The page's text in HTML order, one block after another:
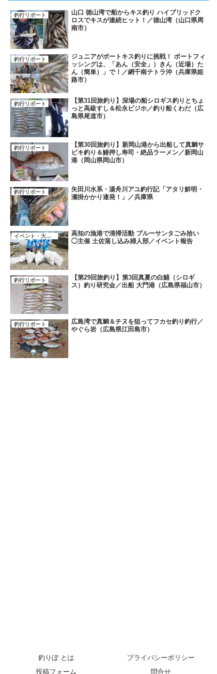
釣行リポート
山口 徳山湾で船からキス釣り ハイブリッドク
ロスでキスが連続ヒット！／徳山湾（山口県周
南市）
釣行リポート
ジュニアがボートキス釣りに挑戦！ ボートフィ
ッシングは、「あん（安全」）きん（近場）た
ん（簡単）」で！／網干南テトラ沖（兵庫県姫
路市）
釣行リポート
【第31回旅釣り】深場の船シロギス釣りとちょ
っと高級すし＆松永ビジホ／釣り船くわだ（広
島県尾道市）
釣行リポート
【第30回旅釣り】新岡山港から出船して真鯛サ
ビキ釣り＆鰆押し寿司・絶品ラーメン／新岡山
港（岡山県岡山市）
釣行リポート
矢田川水系・湯舟川アユ釣行記「アタリ鮮明・
瀬掛かかり連発！」／兵庫県
イベント・大会・キャンペーン
高知の漁港で清掃活動 ブルーサンタごみ拾い
◯主催 土佐落し込み婦人部／イベント報告
釣行リポート
【第29回旅釣り】第3回真夏の白鱚（シロギ
ス）釣り研究会／出船 大門港（広島県福山市）
釣行リポート
広島湾で真鯛＆チヌを狙ってフカセ釣り釣行／
やぐら岩（広島県江田島市）
釣りぽ とは
プライバシーポリシー
投稿フォーム
問合せ